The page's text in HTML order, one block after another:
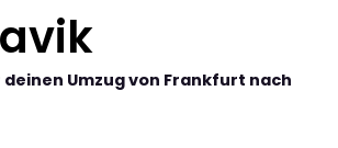
Umzug von Frankfurt nach